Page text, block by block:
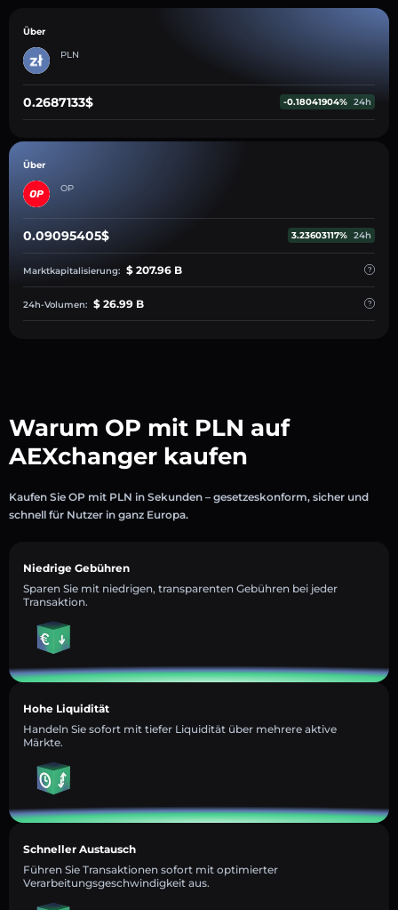
Über
PLN
0.2687133$ -0.18041904% 24h
Über
OP
0.09095405$ 3.23603117% 24h
Marktkapitalisierung: $ 207.96 B
24h-Volumen: $ 26.99 B
Warum OP mit PLN auf
AEXchanger kaufen
Kaufen Sie OP mit PLN in Sekunden – gesetzeskonform, sicher und
schnell für Nutzer in ganz Europa.
Niedrige Gebühren
Sparen Sie mit niedrigen, transparenten Gebühren bei jeder
Transaktion.
Hohe Liquidität
Handeln Sie sofort mit tiefer Liquidität über mehrere aktive
Märkte.
Schneller Austausch
Führen Sie Transaktionen sofort mit optimierter
Verarbeitungsgeschwindigkeit aus.